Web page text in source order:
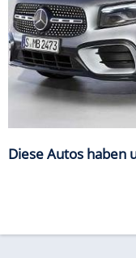
Diese Autos haben